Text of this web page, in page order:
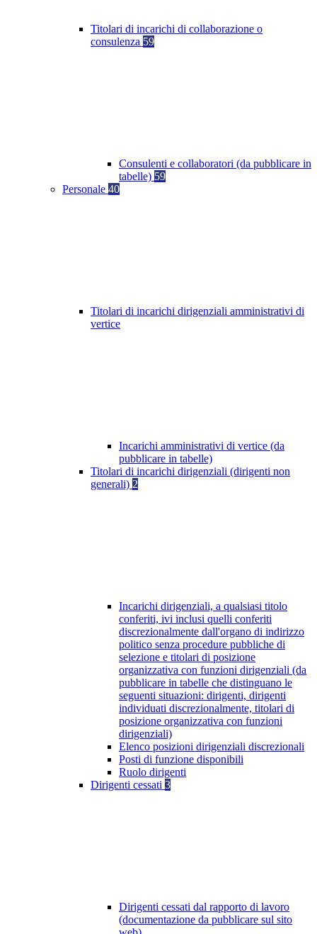
Titolari di incarichi di collaborazione o
consulenza 59
Consulenti e collaboratori (da pubblicare in
tabelle) 59
Personale 40
Titolari di incarichi dirigenziali amministrativi di
vertice
Incarichi amministrativi di vertice (da
pubblicare in tabelle)
Titolari di incarichi dirigenziali (dirigenti non
generali) 2
Incarichi dirigenziali, a qualsiasi titolo
conferiti, ivi inclusi quelli conferiti
discrezionalmente dall'organo di indirizzo
politico senza procedure pubbliche di
selezione e titolari di posizione
organizzativa con funzioni dirigenziali (da
pubblicare in tabelle che distinguano le
seguenti situazioni: dirigenti, dirigenti
individuati discrezionalmente, titolari di
posizione organizzativa con funzioni
dirigenziali)
Elenco posizioni dirigenziali discrezionali
Posti di funzione disponibili
Ruolo dirigenti
Dirigenti cessati 3
Dirigenti cessati dal rapporto di lavoro
(documentazione da pubblicare sul sito